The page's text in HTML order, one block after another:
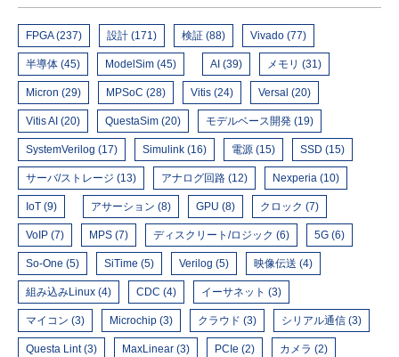
FPGA (237) 設計 (171) 検証 (88) Vivado (77)
半導体 (45) ModelSim (45) AI (39) メモリ (31)
Micron (29) MPSoC (28) Vitis (24) Versal (20)
Vitis AI (20) QuestaSim (20) モデルベース開発 (19)
SystemVerilog (17) Simulink (16) 電源 (15) SSD (15)
サーバ/ストレージ (13) アナログ回路 (12) Nexperia (10)
IoT (9) アサーション (8) GPU (8) クロック (7)
VoIP (7) MPS (7) ディスクリート/ロジック (6) 5G (6)
So-One (5) SiTime (5) Verilog (5) 映像伝送 (4)
組み込みLinux (4) CDC (4) イーサネット (3)
マイコン (3) Microchip (3) クラウド (3) シリアル通信 (3)
Questa Lint (3) MaxLinear (3) PCIe (2) カメラ (2)